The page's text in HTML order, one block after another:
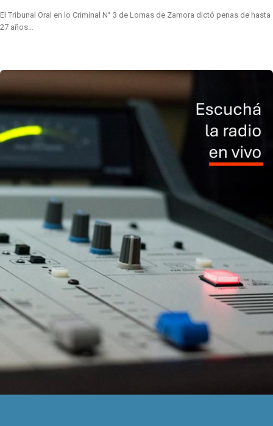
El Tribunal Oral en lo Criminal N° 3 de Lomas de Zamora dictó penas de hasta
27 años…